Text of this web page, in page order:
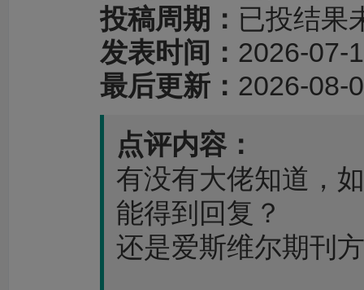
投稿周期： 已投结果
发表时间： 2026-07-
最后更新： 2026-08-
点评内容：
有没有大佬知道，
能得到回复？
还是爱斯维尔期刊